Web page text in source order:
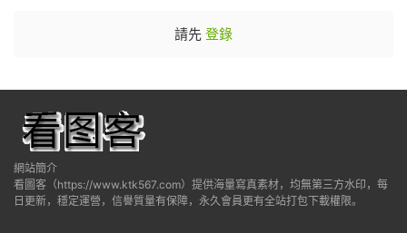
請先 登錄
網站簡介
看圖客（https://www.ktk567.com）提供海量寫真素材，均無第三方水印，每
日更新，穩定運營，信譽質量有保障，永久會員更有全站打包下載權限。